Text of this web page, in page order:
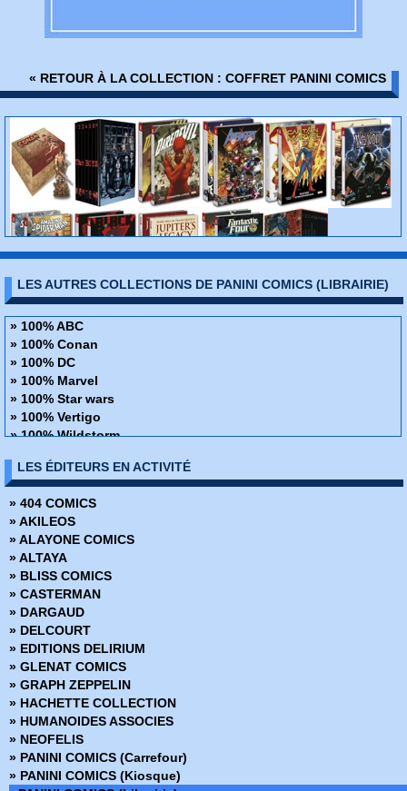
« RETOUR À LA COLLECTION : COFFRET PANINI COMICS
LES AUTRES COLLECTIONS DE PANINI COMICS (LIBRAIRIE)
» 100% ABC
» 100% Conan
» 100% DC
» 100% Marvel
» 100% Star wars
» 100% Vertigo
» 100% Wildstorm
» ABC Deluxe
» Alien
» Amazing Fantasy
» Avengers - La collection anniversaire
» AWA Studios
» Best Comics
» Best of Marvel
» Best Sellers
» Black, White & Blood
» Boom Studios
» Buffy contre les vampires
» Buffy contre les vampires Saison 8
Coffret Panini Comics
» Collection inconnue
» Conan (2009)
» Conan Colossal
» Conan le barbare (2019)
» Conan le barbare (2024)
LES ÉDITEURS EN ACTIVITÉ
» 404 COMICS
» AKILEOS
» ALAYONE COMICS
» ALTAYA
» BLISS COMICS
» CASTERMAN
» DARGAUD
» DELCOURT
» EDITIONS DELIRIUM
» GLENAT COMICS
» GRAPH ZEPPELIN
» HACHETTE COLLECTION
» HUMANOIDES ASSOCIES
» NEOFELIS
» PANINI COMICS (Carrefour)
» PANINI COMICS (Kiosque)